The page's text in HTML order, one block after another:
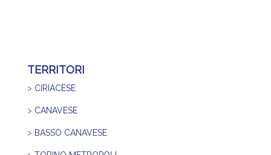
TERRITORI
> CIRIACESE
> CANAVESE
> BASSO CANAVESE